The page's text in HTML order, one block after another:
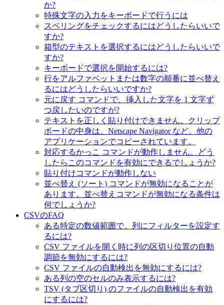
か?
特殊文字の入力をキーボードで行うには
スペリングをチェックするにはどうしたらいいで
すか?
箱型のテキストを選択するにはどうしたらいいで
すか?
キーボードで選択を開始するには?
行をアルファベットまたは数字の順番に並べ替え
るにはどうしたらいいですか?
元に戻す コマンドで、挿入した文字を 1 文字ず
つ戻したいのですが?
テキストを正しく貼り付けできません。クリップ
ボードの中身は、Netscape Navigator など、他の
アプリケーションでコピーされています。
対応するかっこ コマンドが動作しません。どう
したらこのコマンドを有効にできるでしょうか?
貼り付けコマンドが動作しない
並べ替え (ソート) コマンドが無効になることが
あります。並べ替えコマンドが無効になる条件は
何でしょうか?
CSVのFAQ
ある特定の数値範囲で、列にフィルターを設定す
るには?
CSV ファイルを開く時に列の区切り位置の自動
調節を無効にするには?
CSV ファイルの自動検出を無効にするには?
ある列の空のセルのみ表示するには?
TSV (タブ区切り) のファイルの自動検出を有効
にするには?